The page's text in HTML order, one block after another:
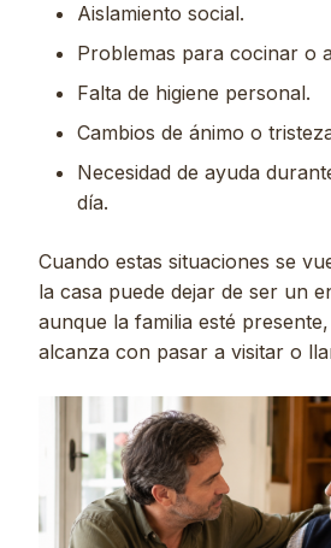
Aislamiento social.
Problemas para cocinar o
Falta de higiene personal.
Cambios de ánimo o
Necesidad de ayuda
día.
Cuando estas situaciones se
la casa puede dejar de ser un
aunque la familia esté
alcanza con pasar a visitar o